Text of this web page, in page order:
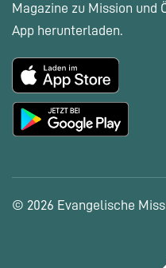
Magazine zu Mission und
App herunterladen.
© 2026 Evangelische